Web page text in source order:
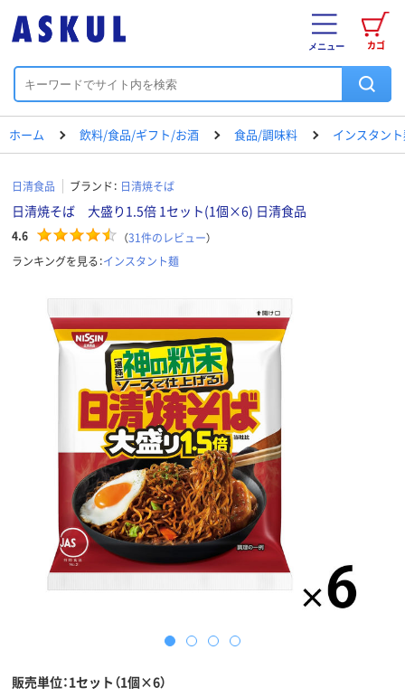
カゴ
メニュー
ホーム 飲料/食品/ギフト/お酒 食品/調味料 インスタン
日清食品 ブランド： 日清焼そば
日清焼そば 大盛り1.5倍 1セット(1個×6) 日清食品
4.6 （31件のレビュー）
ランキングを見る：インスタント麺
販売単位：1セット（1個×6）